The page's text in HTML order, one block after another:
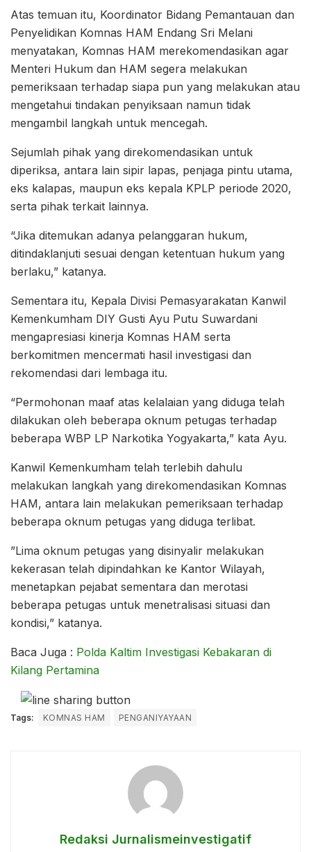
Atas temuan itu, Koordinator Bidang Pemantauan dan
Penyelidikan Komnas HAM Endang Sri Melani
menyatakan, Komnas HAM merekomendasikan agar
Menteri Hukum dan HAM segera melakukan
pemeriksaan terhadap siapa pun yang melakukan atau
mengetahui tindakan penyiksaan namun tidak
mengambil langkah untuk mencegah.
Sejumlah pihak yang direkomendasikan untuk
diperiksa, antara lain sipir lapas, penjaga pintu utama,
eks kalapas, maupun eks kepala KPLP periode 2020,
serta pihak terkait lainnya.
“Jika ditemukan adanya pelanggaran hukum,
ditindaklanjuti sesuai dengan ketentuan hukum yang
berlaku,” katanya.
Sementara itu, Kepala Divisi Pemasyarakatan Kanwil
Kemenkumham DIY Gusti Ayu Putu Suwardani
mengapresiasi kinerja Komnas HAM serta
berkomitmen mencermati hasil investigasi dan
rekomendasi dari lembaga itu.
“Permohonan maaf atas kelalaian yang diduga telah
dilakukan oleh beberapa oknum petugas terhadap
beberapa WBP LP Narkotika Yogyakarta,” kata Ayu.
Kanwil Kemenkumham telah terlebih dahulu
melakukan langkah yang direkomendasikan Komnas
HAM, antara lain melakukan pemeriksaan terhadap
beberapa oknum petugas yang diduga terlibat.
”Lima oknum petugas yang disinyalir melakukan
kekerasan telah dipindahkan ke Kantor Wilayah,
menetapkan pejabat sementara dan merotasi
beberapa petugas untuk menetralisasi situasi dan
kondisi,” katanya.
Baca Juga : Polda Kaltim Investigasi Kebakaran di
Kilang Pertamina
Tags: KOMNAS HAM PENGANIYAYAAN
Redaksi Jurnalismeinvestigatif